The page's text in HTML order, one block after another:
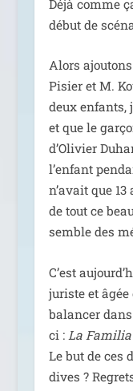
Déjà comme
début de
Alors
Pisier et M.
deux enfants,
et que le
d’Olivier
l’en­fant
n’a­vait que
de tout ce
semble des
C’est
juriste et âgée
balan­cer
ci : La
Le but de ces
dives ?